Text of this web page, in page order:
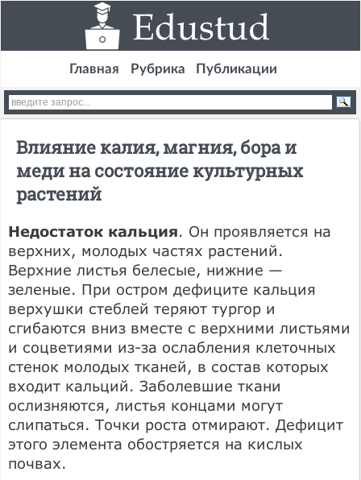
Главная Рубрика Публикации
Влияние калия, магния, бора и
меди на состояние культурных
растений
Недостаток кальция. Он проявляется на
верхних, молодых частях растений.
Верхние листья белесые, нижние —
зеленые. При остром дефиците кальция
верхушки стеблей теряют тургор и
сгибаются вниз вместе с верхними листьями
и соцветиями из-за ослабления клеточных
стенок молодых тканей, в состав которых
входит кальций. Заболевшие ткани
ослизняются, листья концами могут
слипаться. Точки роста отмирают. Дефицит
этого элемента обостряется на кислых
почвах.